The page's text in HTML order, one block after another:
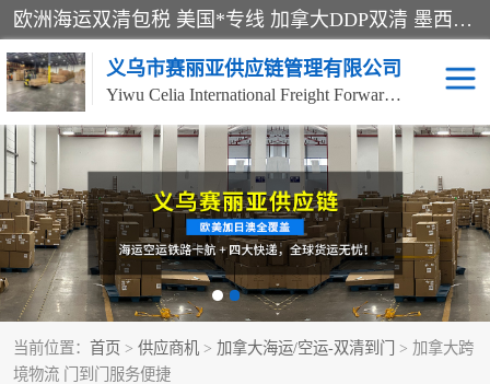
欧洲海运双清包税 美国*专线 加拿大DDP双清 墨西哥跨境空运 澳大利亚专线物流 跨境电商物流服务 国际快递到门服务 海运*渠道 一站式跨境物流解决方案 TikTok/SHEIN专线 电商平台FBA头程运输 国际铁路运输欧洲 UPS/DDHL/联邦快递跨境 美国双清到门物流 跨境*运输
义乌市赛丽亚供应链管理有限公司
Yiwu Celia International Freight Forwarding Co., Ltd
当前位置： 首页 > 供应商机 > 加拿大海运/空运-双清到门
> 加拿大跨
境物流 门到门服务便捷
美森快船 欧洲卡航
加拿大海运/空运-双清到
门
澳大利亚海运/空运-双清
到门
墨西哥海运/空运-双清到
门